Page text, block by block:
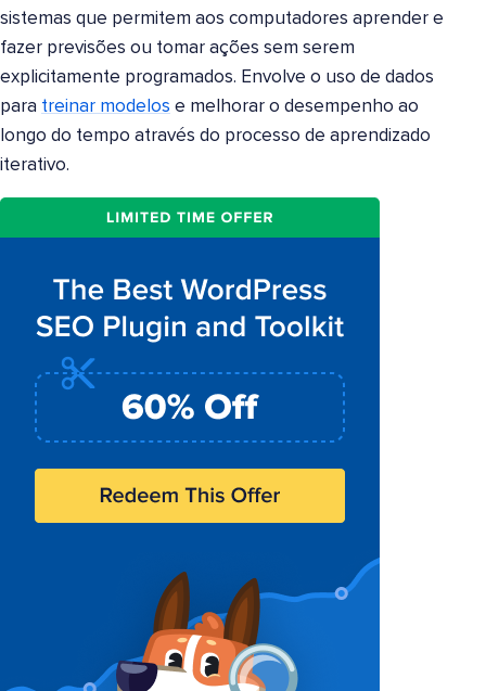
sistemas que permitem aos computadores aprender e
fazer previsões ou tomar ações sem serem
explicitamente programados. Envolve o uso de dados
para treinar modelos e melhorar o desempenho ao
longo do tempo através do processo de aprendizado
iterativo.